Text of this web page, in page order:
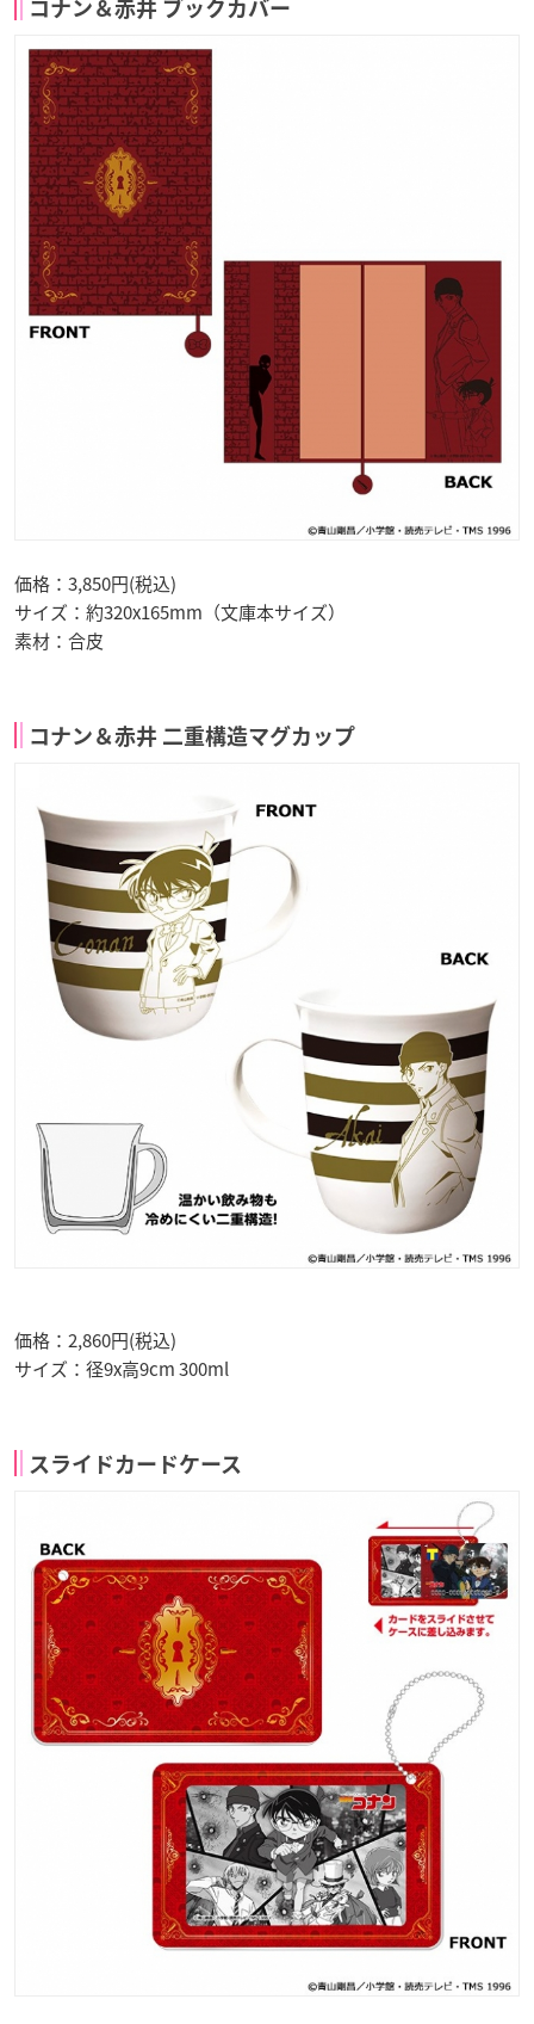
コナン＆赤井 ブックカバー
価格：3,850円(税込)
サイズ：約320x165mm（文庫本サイズ）
素材：合皮
コナン＆赤井 二重構造マグカップ
価格：2,860円(税込)
サイズ：径9x高9cm 300ml​
スライドカードケース